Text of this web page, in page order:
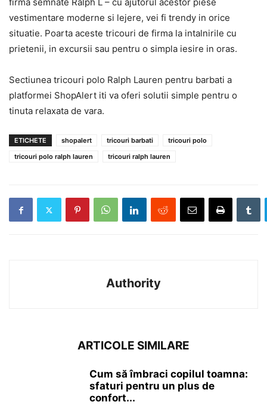
vestimentare moderne si lejere, vei fi trendy in orice
situatie. Poarta aceste tricouri de firma la intalnirile cu
prietenii, in excursii sau pentru o simpla iesire in oras.
Sectiunea tricouri polo Ralph Lauren pentru barbati a
platformei ShopAlert iti va oferi solutii simple pentru o
tinuta relaxata de vara.
ETICHETE shopalert tricouri barbati
tricouri polo
tricouri polo ralph lauren
tricouri ralph lauren
Authority
ARTICOLE SIMILARE
Cum să îmbraci copilul toamna:
sfaturi pentru un plus de
confort...